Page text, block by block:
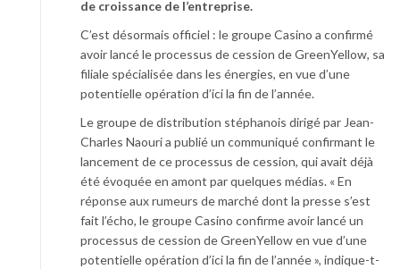
de croissance de l’entreprise.
C’est désormais officiel : le groupe Casino a confirmé
avoir lancé le processus de cession de GreenYellow, sa
filiale spécialisée dans les énergies, en vue d’une
potentielle opération d’ici la fin de l’année.
Le groupe de distribution stéphanois dirigé par Jean-
Charles Naouri a publié un communiqué confirmant le
lancement de ce processus de cession, qui avait déjà
été évoquée en amont par quelques médias. « En
réponse aux rumeurs de marché dont la presse s’est
fait l’écho, le groupe Casino confirme avoir lancé un
processus de cession de GreenYellow en vue d’une
potentielle opération d’ici la fin de l’année », indique-t-